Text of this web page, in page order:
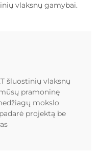
vlaksnų gamybai.
šluostinių vlaksnų
pramoninę
mokslo
projektą be